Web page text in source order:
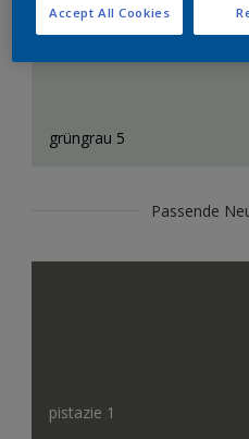
grüngrau 5
Passende
pistazie 1
Accept All Cookies